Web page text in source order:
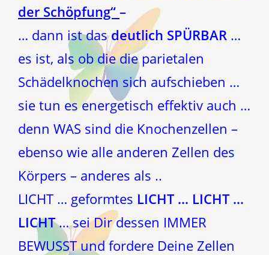
der Schöpfung“ –
… dann ist dasdeutlich SPÜRBAR …
es ist, als ob die die parietalen
Schädelknochen sich aufschieben …
sie tun es energetisch effektiv auch …
denn WAS sind die Knochenzellen –
ebenso wie alle anderen Zellen des
Körpers – anderes als ..
LICHT … geformtes LICHT … LICHT …
LICHT… sei Dir dessen IMMER
BEWUSST und fordere Deine Zellen